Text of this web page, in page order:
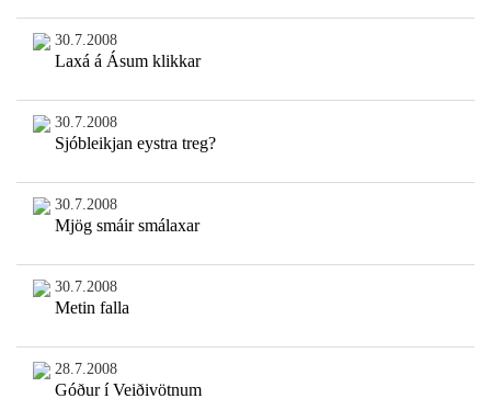
30.7.2008
Laxá á Ásum klikkar
30.7.2008
Sjóbleikjan eystra treg?
30.7.2008
Mjög smáir smálaxar
30.7.2008
Metin falla
28.7.2008
Góður í Veiðivötnum